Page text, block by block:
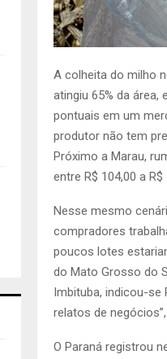
A colheita do milho
atingiu 65% da área,
pontuais em um
produtor não tem
Próximo a Marau,
entre R$ 104,00 a
Nesse mesmo
compradores
poucos lotes
do Mato Grosso do
Imbituba, indicou-se
relatos de
O Paraná registrou